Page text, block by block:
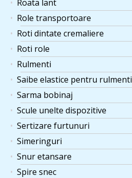
Roata lant
Role transportoare
Roti dintate cremaliere
Roti role
Rulmenti
Saibe elastice pentru rulmenti
Sarma bobinaj
Scule unelte dispozitive
Sertizare furtunuri
Simeringuri
Snur etansare
Spire snec